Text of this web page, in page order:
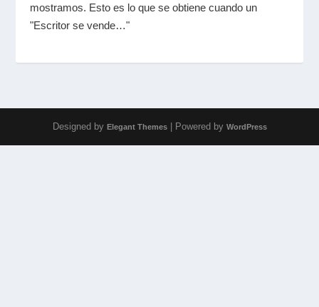
mostramos. Esto es lo que se obtiene cuando un
"Escritor se vende…"
Designed by Elegant Themes| Powered by WordPress